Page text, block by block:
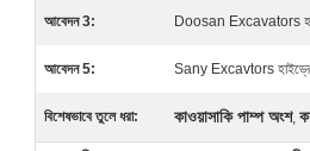
আবেদন 3: Doosan Excavators
আবেদন 5: Sany Excavtors
বিশেষভাবে তুলে ধরা: কাওয়াসাকি পাম্প অংশ,